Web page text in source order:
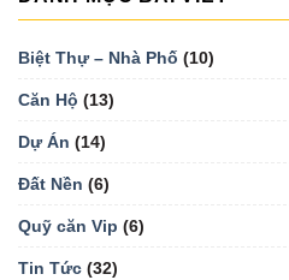
Biệt Thự – Nhà Phố (10)
Căn Hộ (13)
Dự Án (14)
Đất Nền (6)
Quỹ căn Vip (6)
Tin Tức (32)